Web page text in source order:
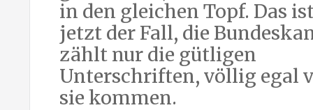
in den gleichen Topf. Das
jetzt der Fall, die
zählt nur die gütligen
Unterschriften, völlig egal
sie kommen.